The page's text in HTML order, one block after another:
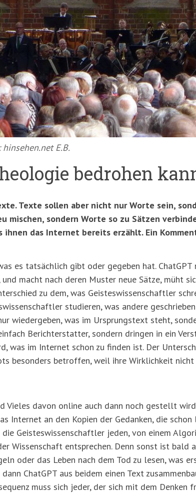
E.B.
bedrohen
Texte sollen aber nicht nur Worte sein,
mischen, sondern Worte so zu Sätzen
das Internet bereits erzählt. Ein
es tatsächlich gibt oder gegeben hat.
macht nach deren Muster neue Sätze, müht
zu dem, was Geisteswissenschaftler
studieren, was andere
wiedergeben, was im Ursprungstext steht,
Berichterstatter, sondern dringen in ein
was im Internet schon zu finden ist. Der
besonders betroffen, weil ihre Wirklichkeit
Vieles davon online auch dann noch gestellt
Internet an den Kopien der Gedanken, die
Geisteswissenschaftler jeden, von einem
Wissenschaft entsprechen. Denn sonst ist bald
oder das Leben nach dem Tod zu lesen, was
ChatGPT aus beidem einen Text
muss sich jeder, der sich mit dem Denken